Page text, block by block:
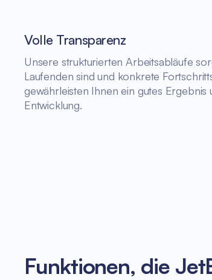
Volle Transparenz
Unsere strukturierten Arbeitsabläufe
Laufenden sind und konkrete
gewährleisten Ihnen ein gutes
Entwicklung.
Funktionen, die